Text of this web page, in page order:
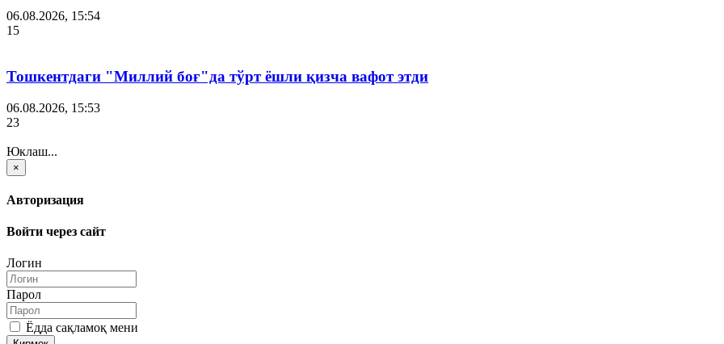
06.08.2026, 15:54
15
Тошкентдаги "Миллий боғ"да тўрт ёшли қизча вафот этди
06.08.2026, 15:53
23
Юклаш...
×
Авторизация
Войти через сайт
Логин
Парол
Ёдда сақламоқ мени